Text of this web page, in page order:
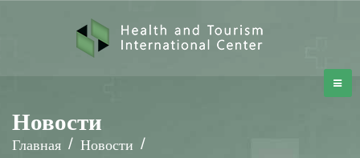
Новости
Главная / Новости /